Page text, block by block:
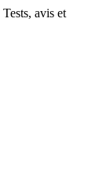
avis et